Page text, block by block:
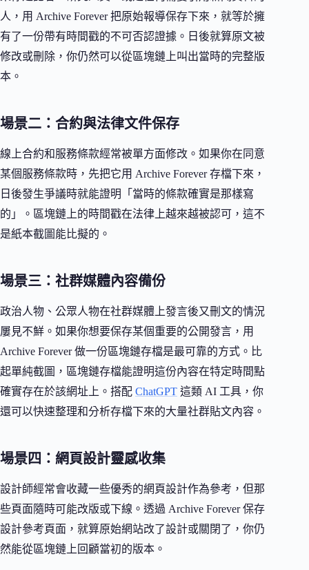
人，用 Archive Forever 把原始報導保存下來，就等於擁
有了一份帶有時間戳的不可否認證據。日後就算原文被
修改或刪除，你仍然可以從區塊鏈上叫出當時的完整版
本。
場景二：合約與法律文件保存
線上合約和服務條款經常被單方面修改。如果你在同意
某個服務條款時，先把它用 Archive Forever 存檔下來，
日後發生爭議時就能證明「當時的條款確實是那樣寫
的」。區塊鏈上的時間戳在法律上越來越被認可，這不
是紙本截圖能比擬的。
場景三：社群媒體內容備份
政治人物、公眾人物在社群媒體上發言後又刪文的情況
屢見不鮮。如果你想要保存某個重要的公開發言，用
Archive Forever 做一份區塊鏈存檔是最可靠的方式。比
起單純截圖，區塊鏈存檔能證明這份內容在特定時間點
確實存在於該網址上。搭配 ChatGPT 這類 AI 工具，你
還可以快速整理和分析存檔下來的大量社群貼文內容。
場景四：網頁設計靈感收集
設計師經常會收藏一些優秀的網頁設計作為參考，但那
些頁面隨時可能改版或下線。透過 Archive Forever 保存
設計參考頁面，就算原始網站改了設計或關閉了，你仍
然能從區塊鏈上回顧當初的版本。